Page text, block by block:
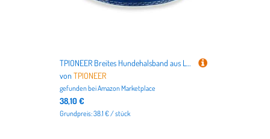
TPIONEER Breites Hundehalsband aus Leder mit Spikes, große Rassen, Pitbull, Dobermann, Größen M, L, XL, 3 Zoll
vonTPIONEER
gefunden beiAmazon Marketplace
38,10 €
Grundpreis: 38.1 € / stück